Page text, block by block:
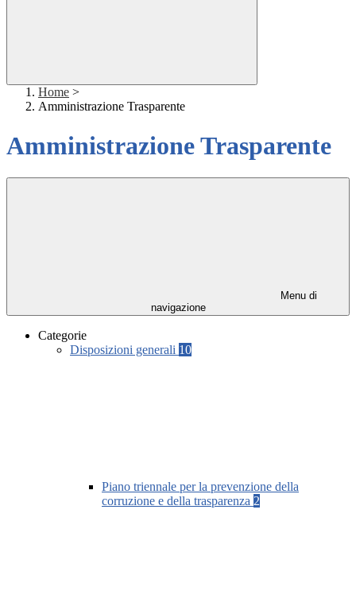
Home >
Amministrazione Trasparente
Amministrazione Trasparente
Menu di
navigazione
Categorie
Disposizioni generali 10
Piano triennale per la prevenzione della
corruzione e della trasparenza 2